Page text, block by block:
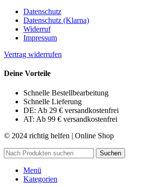
Datenschutz
Datenschutz (Klarna)
Widerruf
Impressum
Vertrag widerrufen
Deine Vorteile
Schnelle Bestellbearbeitung
Schnelle Lieferung
DE: Ab 29 € versandkostenfrei
AT: Ab 99 € versandkostenfrei
© 2024 richtig helfen | Online Shop
Suchen
Menü
Kategorien